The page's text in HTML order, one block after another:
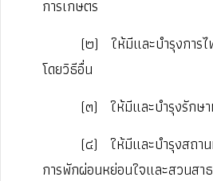
การเกษตร
(๒) ให้มีและบำรุงการ
โดยวิธีอื่น
(๓) ให้มีและบํารุงรักษ
(๔) ให้มีและบำรุงสถา
การพักผ่อนหย่อนใจและสวนสา